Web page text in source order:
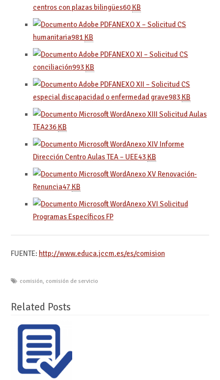
centros con plazas bilingües60 KB
ANEXO X – Solicitud CS
humanitaria981 KB
ANEXO XI – Solicitud CS
conciliación993 KB
ANEXO XII – Solicitud CS
especial discapacidad o enfermedad grave983 KB
Anexo XIII Solicitud Aulas
TEA236 KB
Anexo XIV Informe
Dirección Centro Aulas TEA – UEE43 KB
Anexo XV Renovación-
Renuncia47 KB
Anexo XVI Solicitud
Programas Específicos FP
FUENTE: http://www.educa.jccm.es/es/comision
comisión, comisión de servicio
Related Posts